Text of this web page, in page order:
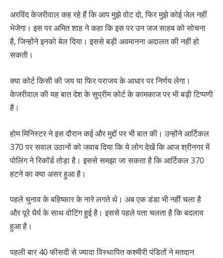
अरविंद केजरीवाल कह रहे हैं कि आप मुझे वोट दो, फिर मुझे कोई जेल नहीं
भेजेगा। इस पर अमित शाह ने कहा कि इस पर उन जज साहब को सोचना
है, जिन्होंने इनको बेल दिया। इससे बड़ी अवमानना अदालत की नहीं हो
सकती।
क्या कोर्ट किसी की जय या फिर पराजय के आधार पर निर्णय लेगा।
केजरीवाल की यह बात देश के सुप्रीम कोर्ट के कामकाज पर भी बड़ी टिप्पणी
है।
होम मिनिस्टर ने इस दौरान कई और मुद्दों पर भी बात की। उन्होंने आर्टिकल
370 पर सवाल उठानों को जवाब दिया कि ये लोग देखें कि आज श्रीनगर में
पोलिंग ने रिकॉर्ड तोड़ा है। इससे समझा जा सकता है कि आर्टिकल 370
हटने का क्या असर हुआ है।
पहले चुनाव के बहिष्कार के नारे लगते थे। अब एक डंडा भी नहीं चला है
और पूरे धैर्य के साथ वोटिंग हुई है। इससे पहले पता चलता है कि बदलाव
हुआ है।
पहली बार 40 फीसदी से ज्यादा विस्थापित कश्मीरी पंडितों ने मतदान